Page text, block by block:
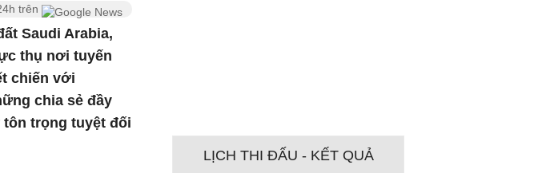
trên
Saudi Arabia,
thụ nơi tuyến
chiến với
chia sẻ đầy
trọng tuyệt đối
LỊCH THI ĐẤU - KẾT QUẢ